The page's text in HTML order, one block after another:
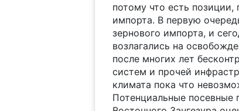
потому что есть
импорта. В первую
зернового импорта, и
возлагались на
после многих лет
систем и прочей
климата пока что
Потенциальные посевные